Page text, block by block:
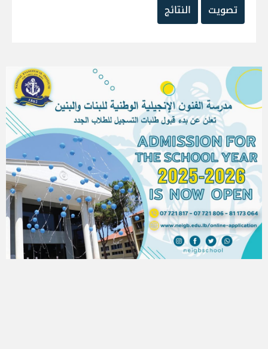
تصويت
النتائج